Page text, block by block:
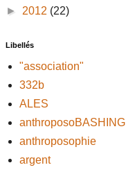
► 2012 (22)
Libellés
"association"
332b
ALES
anthroposoBASHING
anthroposophie
argent